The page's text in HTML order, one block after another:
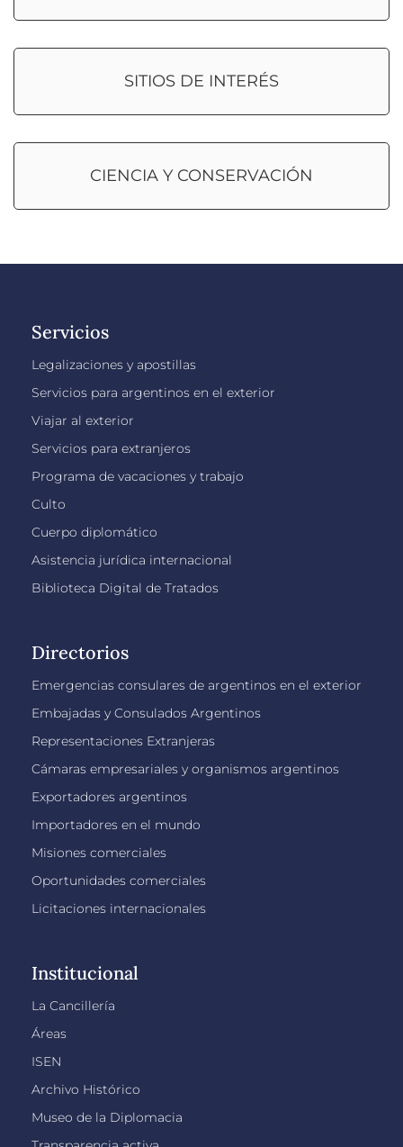
SITIOS DE INTERÉS
CIENCIA Y CONSERVACIÓN
Servicios
Legalizaciones y apostillas
Servicios para argentinos en el exterior
Viajar al exterior
Servicios para extranjeros
Programa de vacaciones y trabajo
Culto
Cuerpo diplomático
Asistencia jurídica internacional
Biblioteca Digital de Tratados
Directorios
Emergencias consulares de argentinos en el exterior
Embajadas y Consulados Argentinos
Representaciones Extranjeras
Cámaras empresariales y organismos argentinos
Exportadores argentinos
Importadores en el mundo
Misiones comerciales
Oportunidades comerciales
Licitaciones internacionales
Institucional
La Cancillería
Áreas
ISEN
Archivo Histórico
Museo de la Diplomacia